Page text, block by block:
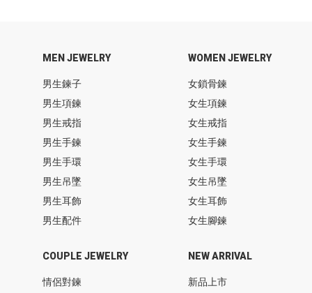
MEN JEWELRY
男生鍊子
男生項鍊
男生戒指
男生手鍊
男生手環
男生吊墜
男生耳飾
男生配件
WOMEN JEWELRY
女鎖骨鍊
女生項鍊
女生戒指
女生手鍊
女生手環
女生吊墜
女生耳飾
女生腳鍊
COUPLE JEWELRY
情侶對鍊
NEW ARRIVAL
新品上市